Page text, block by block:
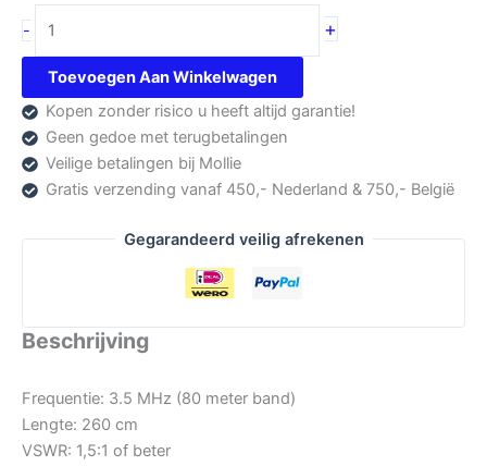
-
AMPRO-
80HP
aantal
+
Toevoegen Aan Winkelwagen
Kopen zonder risico u heeft altijd garantie!
Geen gedoe met terugbetalingen
Veilige betalingen bij Mollie
Gratis verzending vanaf 450,- Nederland & 750,- België
Gegarandeerd veilig afrekenen
Beschrijving
Frequentie: 3.5 MHz (80 meter band)
Lengte: 260 cm
VSWR: 1,5:1 of beter